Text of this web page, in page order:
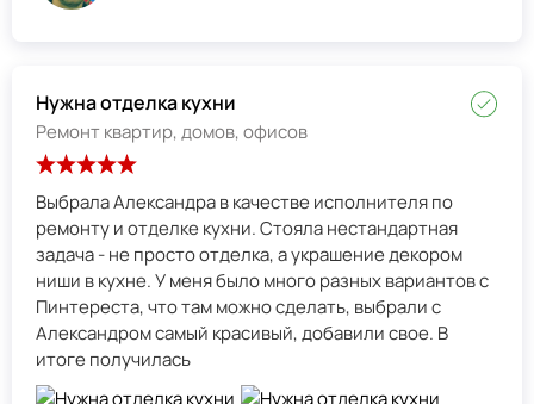
Нужна отделка кухни
Ремонт квартир, домов, офисов
Выбрала Александра в качестве исполнителя по
ремонту и отделке кухни. Стояла нестандартная
задача - не просто отделка, а украшение декором
ниши в кухне. У меня было много разных вариантов с
Пинтереста, что там можно сделать, выбрали с
Александром самый красивый, добавили свое. В
итоге получилась